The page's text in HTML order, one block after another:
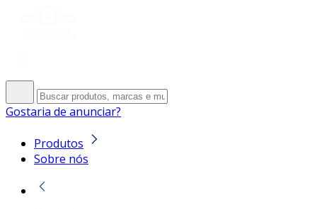
Gostaria de anunciar?
Produtos
Sobre nós